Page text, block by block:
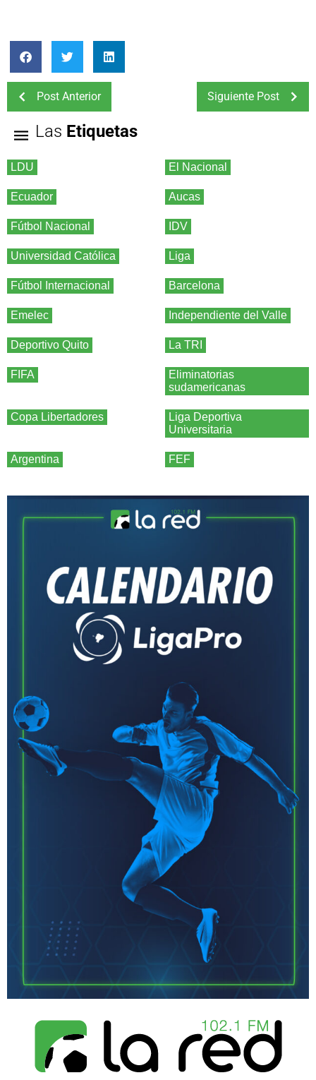
Post Anterior Siguiente Post
Las Etiquetas
LDU El Nacional
Ecuador Aucas
Fútbol Nacional IDV
Universidad Católica Liga
Fútbol Internacional Barcelona
Emelec Independiente del Valle
Deportivo Quito La TRI
FIFA
Eliminatorias
sudamericanas
Copa Libertadores
Liga Deportiva
Universitaria
Argentina FEF